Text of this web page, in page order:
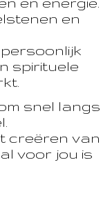
en
spirituele
snel langs
creëren van
voor jou is